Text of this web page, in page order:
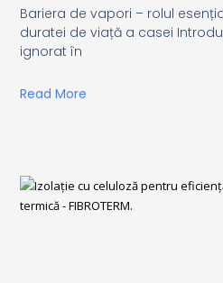
Bariera de vapori – rolul
duratei de viață a casei
ignorat în
Read More